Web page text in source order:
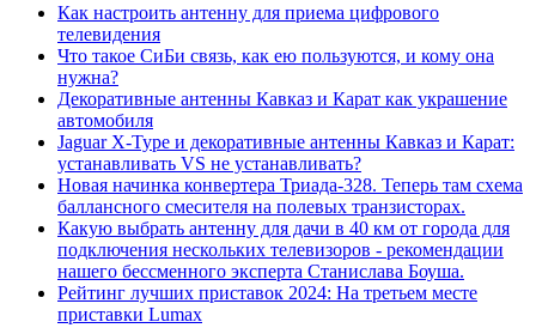
Как настроить антенну для приема цифрового
телевидения
Что такое СиБи связь, как ею пользуются, и кому она
нужна?
Декоративные антенны Кавказ и Карат как украшение
автомобиля
Jaguar X-Type и декоративные антенны Кавказ и Карат:
устанавливать VS не устанавливать?
Новая начинка конвертера Триада-328. Теперь там схема
баллансного смесителя на полевых транзисторах.
Какую выбрать антенну для дачи в 40 км от города для
подключения нескольких телевизоров - рекомендации
нашего бессменного эксперта Станислава Боуша.
Рейтинг лучших приставок 2024: На третьем месте
приставки Lumax